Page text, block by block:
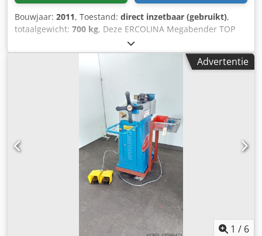
Bouwjaar: 2011, Toestand: direct inzetbaar (gebruikt),
totaalgewicht: 700 kg, Deze ERCOLINA Megabender TOP
030 matrijsbuigmachine werd vervaardigd in 2011. De
machine heeft een maximale buisdiameter van 60,3 mm
en een buislengte van 3000 mm. Met 30 programma's en
de mogelijkheid om met verschillende materialen te
werken, overweeg dan ook de mogelijkheid om deze
ERCOLINA Megabender TOP 030 stansmachine te kopen.
Neem contact met ons op voor meer informatie. •
Maximale pijpdiameter: 2" gaspijp (60,3 mm) • Lengte
leidingslede: 3.000 mm • Programma's: 30 programma's × 9
buighoeken + correctiehoek Dcsdeyiavmepfx Aguek •
Geschikt voor materiaal: • Roestvast staal tot 2 mm • Staal
tot 3 mm • Koper en aluminium tot 4 mm • Werkuren: 150
h Extra uitrusting • Meegeleverde opspandoorns: • 60,3
mm × 2 mm • 50 mm × 2 mm • 40 mm × 2 mm • 32 mm
Advertentie
1 / 6